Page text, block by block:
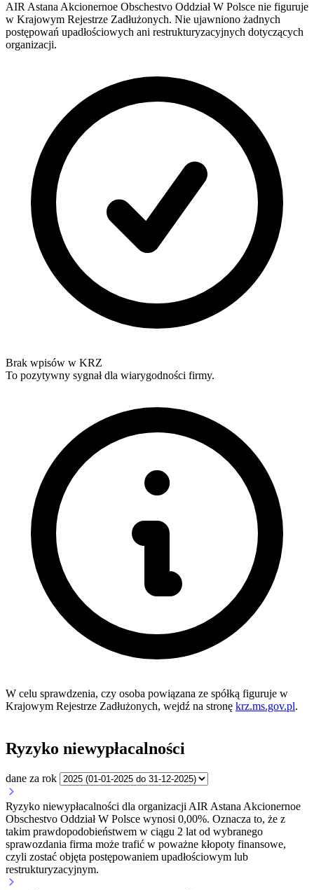
AIR Astana Akcionernoe Obschestvo Oddział W Polsce nie figuruje
w Krajowym Rejestrze Zadłużonych. Nie ujawniono żadnych
postępowań upadłościowych ani restrukturyzacyjnych dotyczących
organizacji.
Brak wpisów w KRZ
To pozytywny sygnał dla wiarygodności firmy.
W celu sprawdzenia, czy osoba powiązana ze spółką figuruje w
Krajowym Rejestrze Zadłużonych, wejdź na stronę krz.ms.gov.pl.
Ryzyko niewypłacalności
dane za rok
Ryzyko niewypłacalności dla organizacji AIR Astana Akcionernoe
Obschestvo Oddział W Polsce wynosi 0,00%. Oznacza to, że z
takim prawdopodobieństwem w ciągu 2 lat od wybranego
sprawozdania firma może trafić w poważne kłopoty finansowe,
czyli zostać objęta postępowaniem upadłościowym lub
restrukturyzacyjnym.